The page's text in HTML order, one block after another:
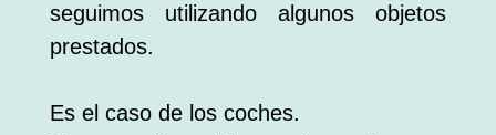
seguimos utilizando algunos objetos
prestados.
Es el caso de los coches.